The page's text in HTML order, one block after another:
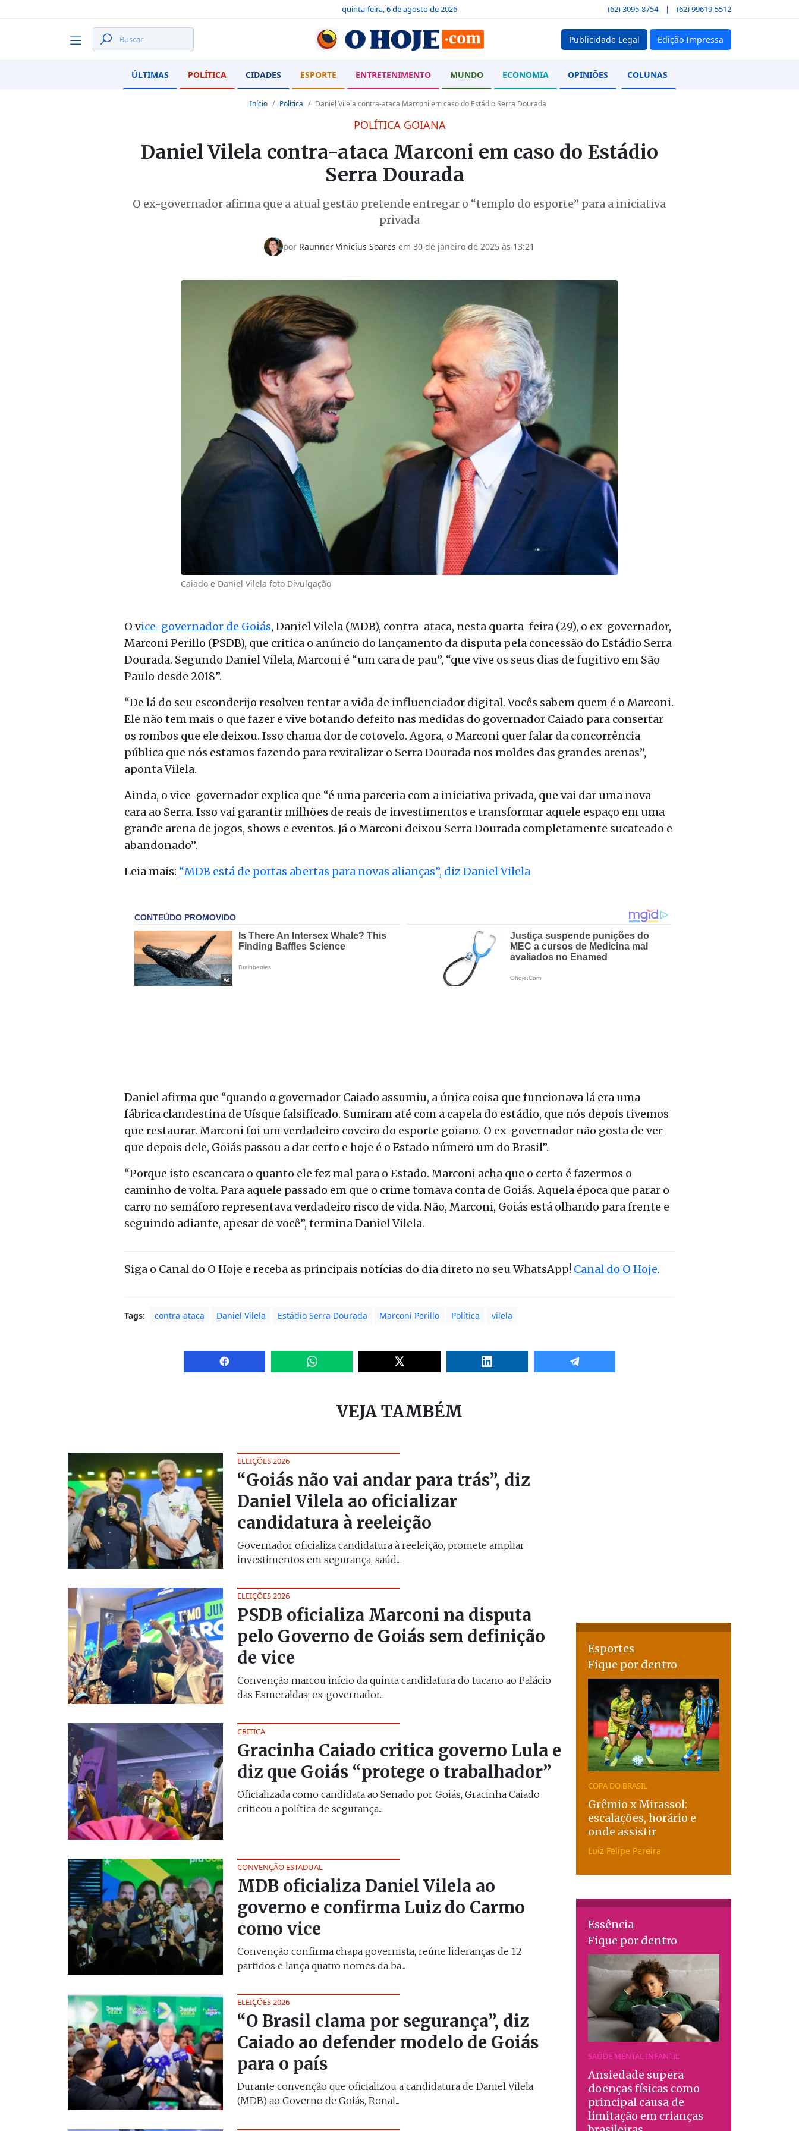
quinta-feira, 6 de agosto de 2026 (62) 3095-8754 | (62) 99619-5512
Publicidade Legal Edição Impressa
ÚLTIMAS POLÍTICA CIDADES ESPORTE ENTRETENIMENTO MUNDO ECONOMIA OPINIÕES COLUNAS
Início Política Daniel Vilela contra-ataca Marconi em caso do Estádio Serra Dourada
POLÍTICA GOIANA
Daniel Vilela contra-ataca Marconi em caso do Estádio
Serra Dourada
O ex-governador afirma que a atual gestão pretende entregar o “templo do esporte” para a iniciativa
privada
por Raunner Vinicius Soares em 30 de janeiro de 2025 às 13:21
Caiado e Daniel Vilela foto Divulgação
O vice-governador de Goiás, Daniel Vilela (MDB), contra-ataca, nesta quarta-feira (29), o ex-governador,
Marconi Perillo (PSDB), que critica o anúncio do lançamento da disputa pela concessão do Estádio Serra
Dourada. Segundo Daniel Vilela, Marconi é “um cara de pau”, “que vive os seus dias de fugitivo em São
Paulo desde 2018”.
“De lá do seu esconderijo resolveu tentar a vida de influenciador digital. Vocês sabem quem é o Marconi.
Ele não tem mais o que fazer e vive botando defeito nas medidas do governador Caiado para consertar
os rombos que ele deixou. Isso chama dor de cotovelo. Agora, o Marconi quer falar da concorrência
pública que nós estamos fazendo para revitalizar o Serra Dourada nos moldes das grandes arenas”,
apontaVilela.
Ainda, o vice-governador explica que “é uma parceria com a iniciativa privada, que vai dar uma nova
cara ao Serra. Isso vai garantir milhões de reais de investimentos e transformar aquele espaço em uma
grande arena de jogos, shows e eventos. Já o Marconi deixou Serra Dourada completamente sucateado e
abandonado”.
Leia mais: “MDB está de portas abertas para novas alianças”, diz Daniel Vilela
Daniel afirma que “quando o governador Caiado assumiu, a única coisa que funcionava lá era uma
fábrica clandestina de Uísque falsificado. Sumiram até com a capela do estádio, que nós depois tivemos
que restaurar. Marconi foi um verdadeiro coveiro do esporte goiano. O ex-governador não gosta de ver
que depois dele, Goiás passou a dar certo e hoje é o Estado número um do Brasil”.
“Porque isto escancara o quanto ele fezmal para o Estado. Marconi acha que o certo é fazermos o
caminho de volta. Para aquele passado em que o crime tomava conta de Goiás. Aquela época que parar o
carro no semáforo representava verdadeiro risco de vida. Não, Marconi, Goiás está olhando para frente e
seguindo adiante, apesar de você”, termina Daniel Vilela.
Siga o Canal do O Hoje e receba as principais notícias do dia direto no seu WhatsApp! Canal do O Hoje.
Tags: contra-ataca Daniel Vilela Estádio Serra Dourada Marconi Perillo Política vilela
VEJA TAMBÉM
ELEIÇÕES 2026
“Goiás não vai andar para trás”, diz
Daniel Vilela ao oficializar
candidatura à reeleição
Governador oficializa candidatura à reeleição, promete ampliar
investimentos em segurança, saúd...
ELEIÇÕES 2026
PSDB oficializa Marconi na disputa
pelo Governo de Goiás sem definição
de vice
Convenção marcou início da quinta candidatura do tucano ao Palácio
das Esmeraldas; ex-governador...
CRITICA
Gracinha Caiado critica governo Lula e
diz que Goiás “protege o trabalhador”
Oficializada como candidata ao Senado por Goiás, Gracinha Caiado
criticou a política de segurança...
CONVENÇÃO ESTADUAL
MDB oficializa Daniel Vilela ao
governo e confirma Luiz do Carmo
como vice
Convenção confirma chapa governista, reúne lideranças de 12
partidos e lança quatro nomes da ba...
ELEIÇÕES 2026
“O Brasil clama por segurança”, diz
Caiado ao defender modelo de Goiás
para o país
Durante convenção que oficializou a candidatura de Daniel Vilela
(MDB) ao Governo de Goiás, Ronal...
Esportes
Fique por dentro
COPA DO BRASIL
Grêmio x Mirassol:
escalações, horário e
onde assistir
Luiz Felipe Pereira
Essência
Fique por dentro
SAÚDE MENTAL INFANTIL
Ansiedade supera
doenças físicas como
principal causa de
limitação em crianças